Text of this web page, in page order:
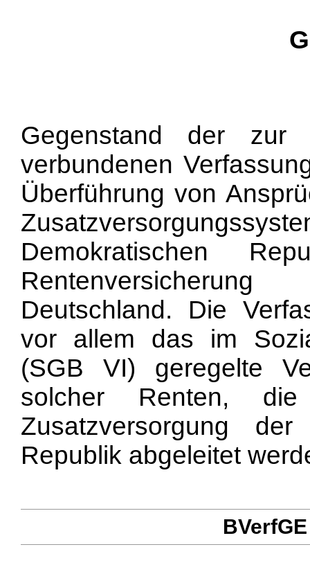
Gegenstand der zur
verbundenen
Überführung von
Demokratischen
Deutschland. Die
vor allem das im
(SGB VI) geregelte
solcher Renten,
Zusatzversorgung
Republik abgeleitet